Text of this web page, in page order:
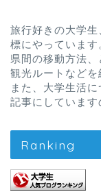
旅行好きの大学
標にやっていま
県間の移動方法
観光ルートなどを
また、大学生活
記事にしています
Ranking